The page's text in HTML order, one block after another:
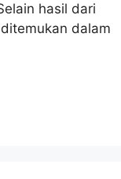
hasil dari
dalam